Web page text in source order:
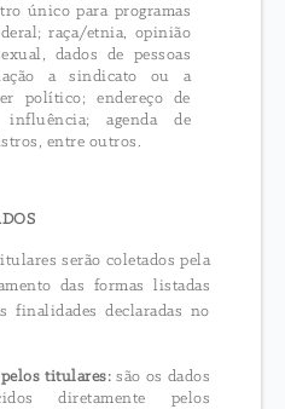
único para programas
raça/etnia, opinião
dados de pessoas
a sindicato ou a
político; endereço de
agenda de
entre outros.
serão coletados pela
das formas listadas
finalidades declaradas no
titulares: são os dados
diretamente pelos